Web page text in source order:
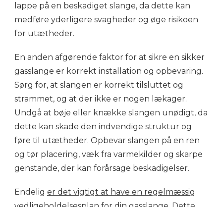
lappe på en beskadiget slange, da dette kan
medføre yderligere svagheder og øge risikoen
for utætheder.
En anden afgørende faktor for at sikre en sikker
gasslange er korrekt installation og opbevaring.
Sørg for, at slangen er korrekt tilsluttet og
strammet, og at der ikke er nogen lækager.
Undgå at bøje eller knække slangen unødigt, da
dette kan skade den indvendige struktur og
føre til utætheder. Opbevar slangen på en ren
og tør placering, væk fra varmekilder og skarpe
genstande, der kan forårsage beskadigelser.
Endelig er det vigtigt at have en regelmæssig